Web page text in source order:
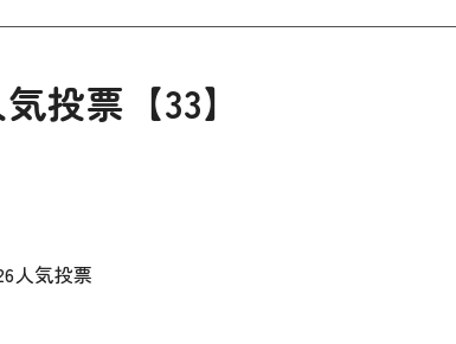
投票【33】
人気投票